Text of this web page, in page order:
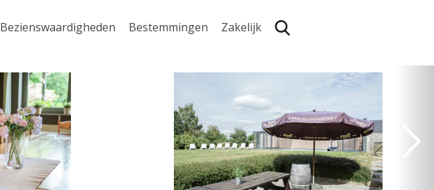
Bezienswaardigheden Bestemmingen Zakelijk